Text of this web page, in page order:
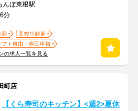
んぼ東根駅
分
迎
高校生歓迎
フト自由・自己申告
の求人一覧を見る
町店
【くら寿司のキッチン】<週2>夏休